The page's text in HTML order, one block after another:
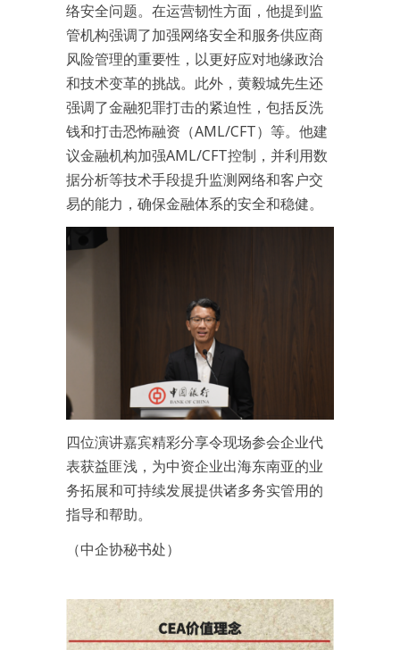
络安全问题。在运营韧性方面，他提到监
管机构强调了加强网络安全和服务供应商
风险管理的重要性，以更好应对地缘政治
和技术变革的挑战。此外，黄毅城先生还
强调了金融犯罪打击的紧迫性，包括反洗
钱和打击恐怖融资（AML/CFT）等。他建
议金融机构加强AML/CFT控制，并利用数
据分析等技术手段提升监测网络和客户交
易的能力，确保金融体系的安全和稳健。
四位演讲嘉宾精彩分享令现场参会企业代
表获益匪浅，为中资企业出海东南亚的业
务拓展和可持续发展提供诸多务实管用的
指导和帮助。
（中企协秘书处）